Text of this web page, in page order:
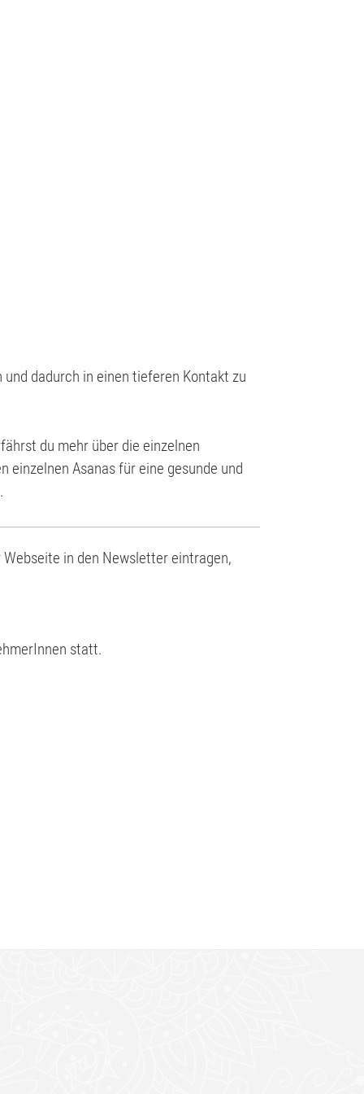
dadurch in einen tieferen Kontakt zu
du mehr über die einzelnen
einzelnen Asanas für eine gesunde und
in den Newsletter eintragen,
statt.